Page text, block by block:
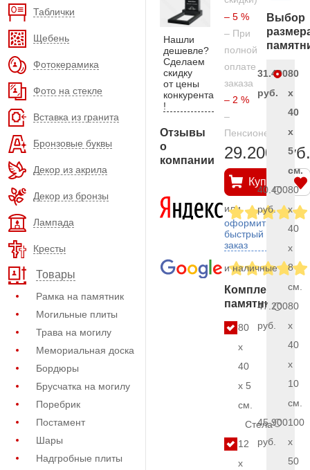
Таблички
Щебень
Фотокерамика
Фото на стекле
Вставка из гранита
Бронзовые буквы
Декор из акрила
Декор из бронзы
Лампада
Кресты
Товары
Рамка на памятник
Могильные плиты
Трава на могилу
Мемориальная доска
Бордюры
Брусчатка на могилу
Поребрик
Постамент
Шары
Надгробные плиты
Нашли
дешевле?
Сделаем
скидку
от цены
конкурента
!
Отзывы
о
компании
– 5 %
– При
полной
оплате
заказа
– 2 %
–
Пенсионерам
29.200 руб.
Купить
или
оформить
быстрый
заказ
и наличные
Комплект
памятника
80
x
40
x 5
см.
Стела
12
x
Выбор
31.400
руб.
80
x
40
x
5
см.
40.400
руб.
80
x
40
x
8
см.
47.200
руб.
80
x
40
x
10
см.
45.900
руб.
100
x
50